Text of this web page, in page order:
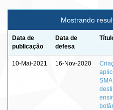
Mostrando
Data de
publicação
Data de
defesa
10-Mai-2021 16-Nov-2020